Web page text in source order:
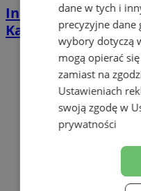
Industrialna
Katowice.
dane w tych i
precyzyjne dane
wybory dotyczą
mogą opierać
zamiast na
Ustawieniach
swoją zgodę w
prywatności